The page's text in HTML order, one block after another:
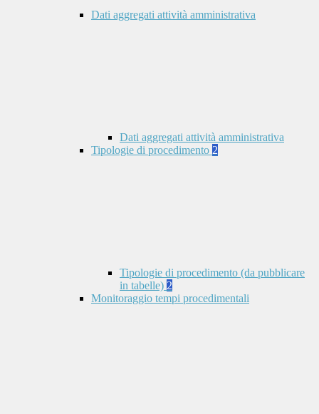
Dati aggregati attività amministrativa
Dati aggregati attività amministrativa
Tipologie di procedimento 2
Tipologie di procedimento (da pubblicare
in tabelle) 2
Monitoraggio tempi procedimentali